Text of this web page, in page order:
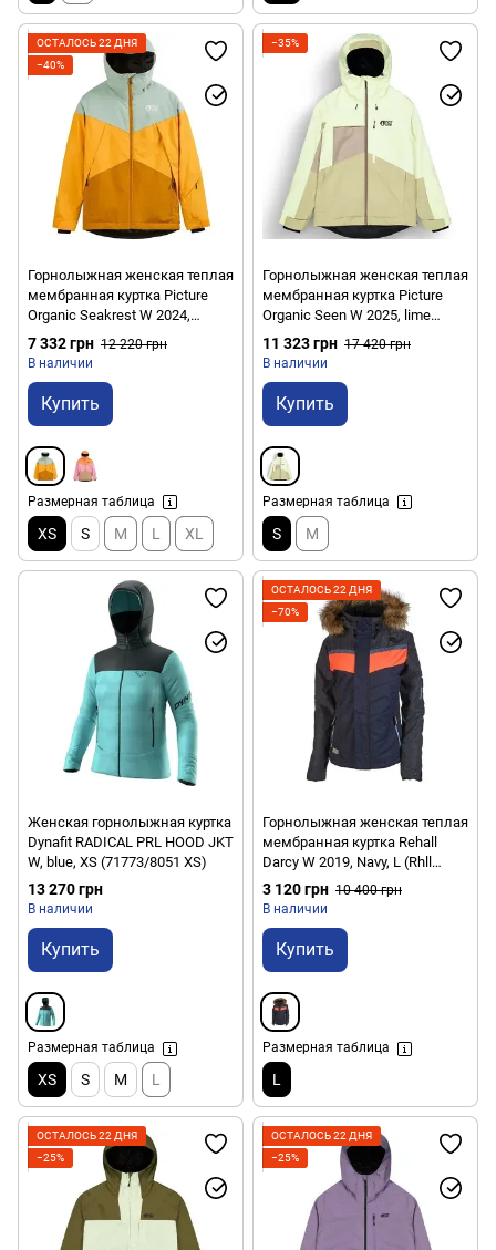
ОСТАЛОСЬ 22 ДНЯ
−40%
Горнолыжная женская теплая
мембранная куртка Picture
Organic Seakrest W 2024,
Camel, XS (PO WVT319D-C-XS)
7 332 грн 12 220 грн
В наличии
Купить
Размерная таблица
XS S M L XL
−35%
Горнолыжная женская теплая
мембранная куртка Picture
Organic Seen W 2025, lime
cream-hemp-roebuck, S
(3663270864672)
11 323 грн 17 420 грн
В наличии
Купить
Размерная таблица
S M
Женская горнолыжная куртка
Dynafit RADICAL PRL HOOD JKT
W, blue, XS (71773/8051 XS)
13 270 грн
В наличии
Купить
Размерная таблица
XS S M L
ОСТАЛОСЬ 22 ДНЯ
−70%
Горнолыжная женская теплая
мембранная куртка Rehall
Darcy W 2019, Navy, L (Rhll
50324-L)
3 120 грн 10 400 грн
В наличии
Купить
Размерная таблица
L
ОСТАЛОСЬ 22 ДНЯ
−25%
ОСТАЛОСЬ 22 ДНЯ
−25%